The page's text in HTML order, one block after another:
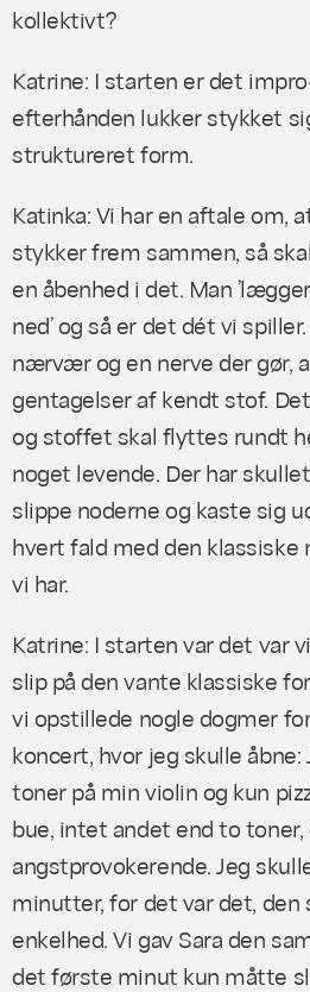
kollektivt?
Katrine: I starten er det
efterhånden lukker stykket
struktureret form.
Katinka: Vi har en aftale om,
stykker frem sammen, så
en åbenhed i det. Man
ned’ og så er det dét vi
nærvær og en nerve der gør,
gentagelser af kendt stof.
og stoffet skal flyttes rundt
noget levende. Der har
slippe noderne og kaste sig
hvert fald med den klassiske
vi har.
Katrine: I starten var det var
slip på den vante klassiske
vi opstillede nogle dogmer
koncert, hvor jeg skulle
toner på min violin og kun
bue, intet andet end to
angstprovokerende. Jeg
minutter, for det var det, den
enkelhed. Vi gav Sara den
det første minut kun måtte